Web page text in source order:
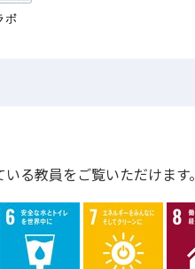
る教員をご覧いただけます。